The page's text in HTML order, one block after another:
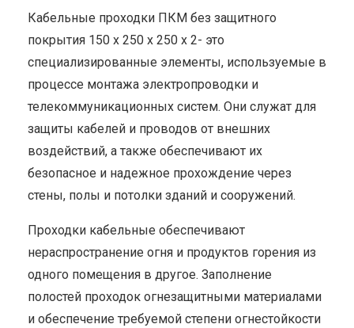
Кабельные проходки ПКМ без защитного
покрытия 150 x 250 x 250 x 2- это
специализированные элементы, используемые в
процессе монтажа электропроводки и
телекоммуникационных систем. Они служат для
защиты кабелей и проводов от внешних
воздействий, а также обеспечивают их
безопасное и надежное прохождение через
стены, полы и потолки зданий и сооружений.
Проходки кабельные обеспечивают
нераспространение огня и продуктов горения из
одного помещения в другое. Заполнение
полостей проходок огнезащитными материалами
и обеспечение требуемой степени огнестойкости